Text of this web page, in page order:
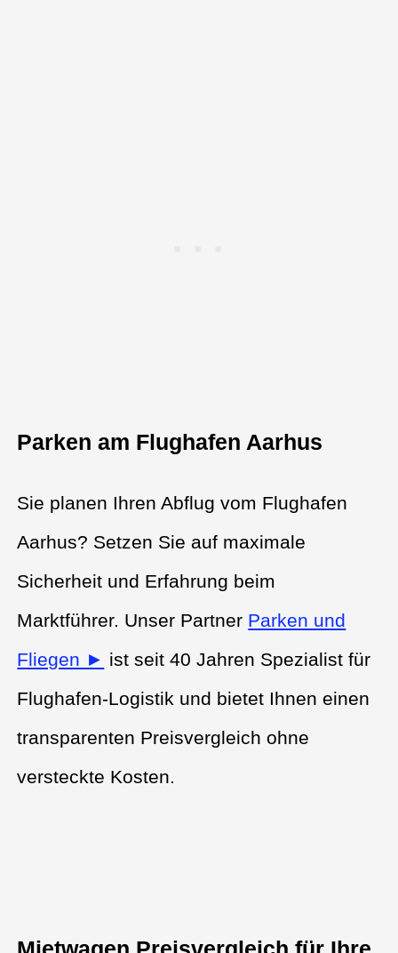
Parken am Flughafen Aarhus
Sie planen Ihren Abflug vom Flughafen
Aarhus? Setzen Sie auf maximale
Sicherheit und Erfahrung beim
Marktführer. Unser Partner Parken und
Fliegen ► ist seit 40 Jahren Spezialist für
Flughafen-Logistik und bietet Ihnen einen
transparenten Preisvergleich ohne
versteckte Kosten.